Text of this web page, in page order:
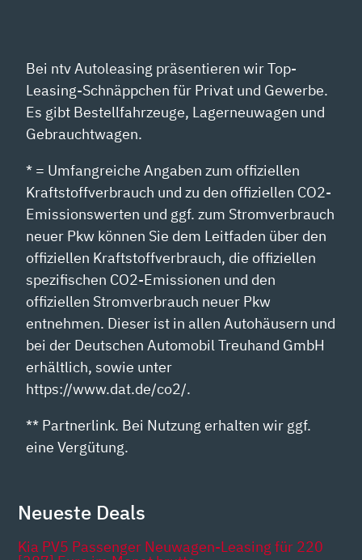
Bei ntv Autoleasing präsentieren wir Top-
Leasing-Schnäppchen für Privat und Gewerbe.
Es gibt Bestellfahrzeuge, Lagerneuwagen und
Gebrauchtwagen.
* = Umfangreiche Angaben zum offiziellen
Kraftstoffverbrauch und zu den offiziellen CO2-
Emissionswerten und ggf. zum Stromverbrauch
neuer Pkw können Sie dem Leitfaden über den
offiziellen Kraftstoffverbrauch, die offiziellen
spezifischen CO2-Emissionen und den
offiziellen Stromverbrauch neuer Pkw
entnehmen. Dieser ist in allen Autohäusern und
bei der Deutschen Automobil Treuhand GmbH
erhältlich, sowie unter
https://www.dat.de/co2/.
** Partnerlink. Bei Nutzung erhalten wir ggf.
eine Vergütung.
Neueste Deals
Kia PV5 Passenger Neuwagen-Leasing für 220